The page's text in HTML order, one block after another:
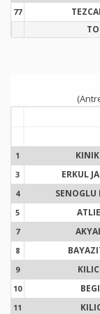
77
1
3 ERKUL
4 SENOGLU
5
7
8
9
10
11